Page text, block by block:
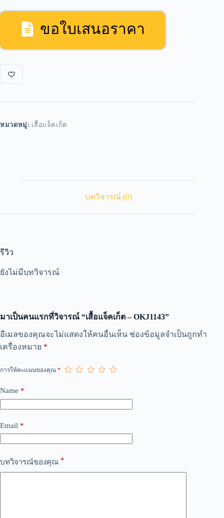
ขอใบเสนอราคา
หมวดหมู่: เสื้อแจ็คเก็ต
บทวิจารณ์ (0)
รีวิว
ยังไม่มีบทวิจารณ์
มาเป็นคนแรกที่วิจารณ์ “เสื้อแจ็คเก็ต – OKJ1143”
อีเมลของคุณจะไม่แสดงให้คนอื่นเห็น ช่องข้อมูลจำเป็นถูกทำ
เครื่องหมาย *
การให้คะแนนของคุณ *
Name *
Email *
บทวิจารณ์ของคุณ *
A
t
r
a
t
e